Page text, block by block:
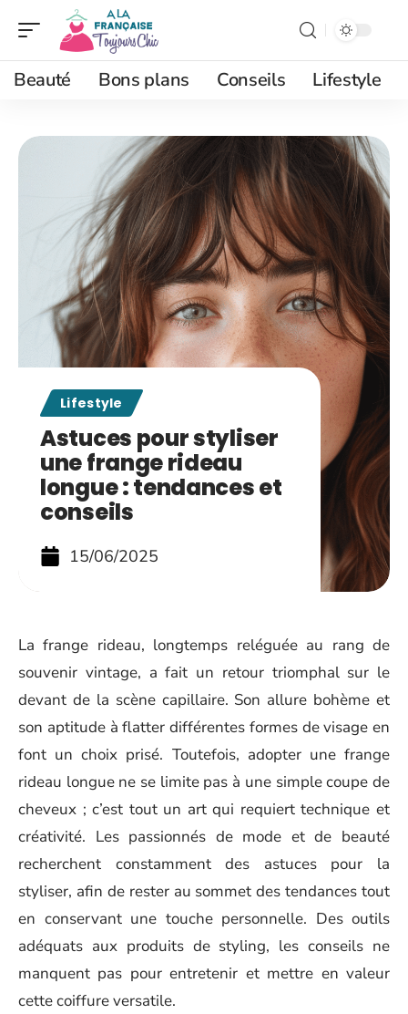
Beauté Bons plans Conseils Lifestyle
Lifestyle
Astuces pour styliser
une frange rideau
longue : tendances et
conseils
15/06/2025
La frange rideau, longtemps reléguée au rang de
souvenir vintage, a fait un retour triomphal sur le
devant de la scène capillaire. Son allure bohème et
son aptitude à flatter différentes formes de visage en
font un choix prisé. Toutefois, adopter une frange
rideau longue ne se limite pas à une simple coupe de
cheveux ; c’est tout un art qui requiert technique et
créativité. Les passionnés de mode et de beauté
recherchent constamment des astuces pour la
styliser, afin de rester au sommet des tendances tout
en conservant une touche personnelle. Des outils
adéquats aux produits de styling, les conseils ne
manquent pas pour entretenir et mettre en valeur
cette coiffure versatile.